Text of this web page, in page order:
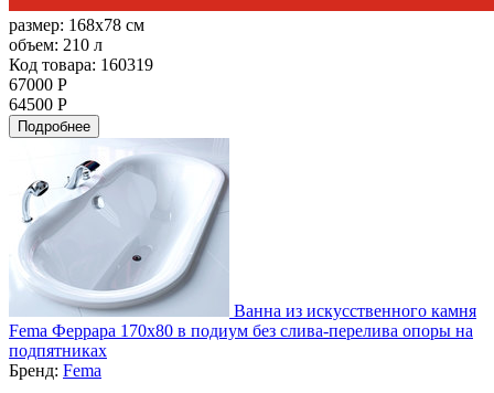
размер: 168x78 см
объем: 210 л
Код товара: 160319
67000 Р
64500 Р
Подробнее
Ванна из искусственного камня
Fema Феррара 170х80 в подиум без слива-перелива опоры на
подпятниках
Бренд: Fema